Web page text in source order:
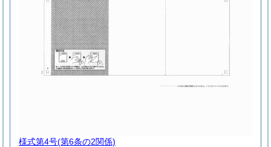
様式第4号(第6条の2関係)